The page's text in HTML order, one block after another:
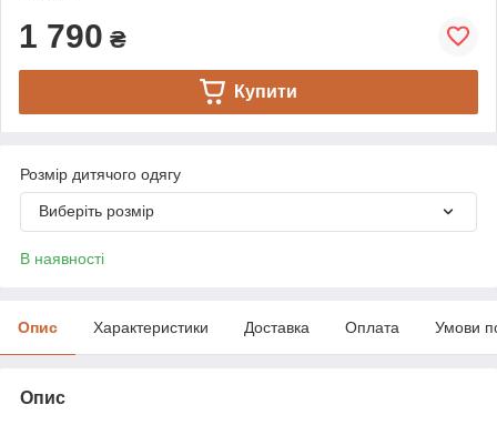
1 790 ₴
Купити
Розмір дитячого одягу
Виберіть розмір
В наявності
Опис Характеристики Доставка Оплата Умови
Опис